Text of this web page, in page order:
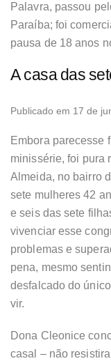
Palavra, passou
Paraíba; foi
pausa de 18 anos
A casa das
Publicado em 17 de
Embora parecesse
minissérie, foi pura
Almeida, no bairro
sete mulheres 42
e seis das sete
vivenciar esse
problemas e
pena, mesmo
desfalcado do
vir.
Dona Cleonice
casal – não